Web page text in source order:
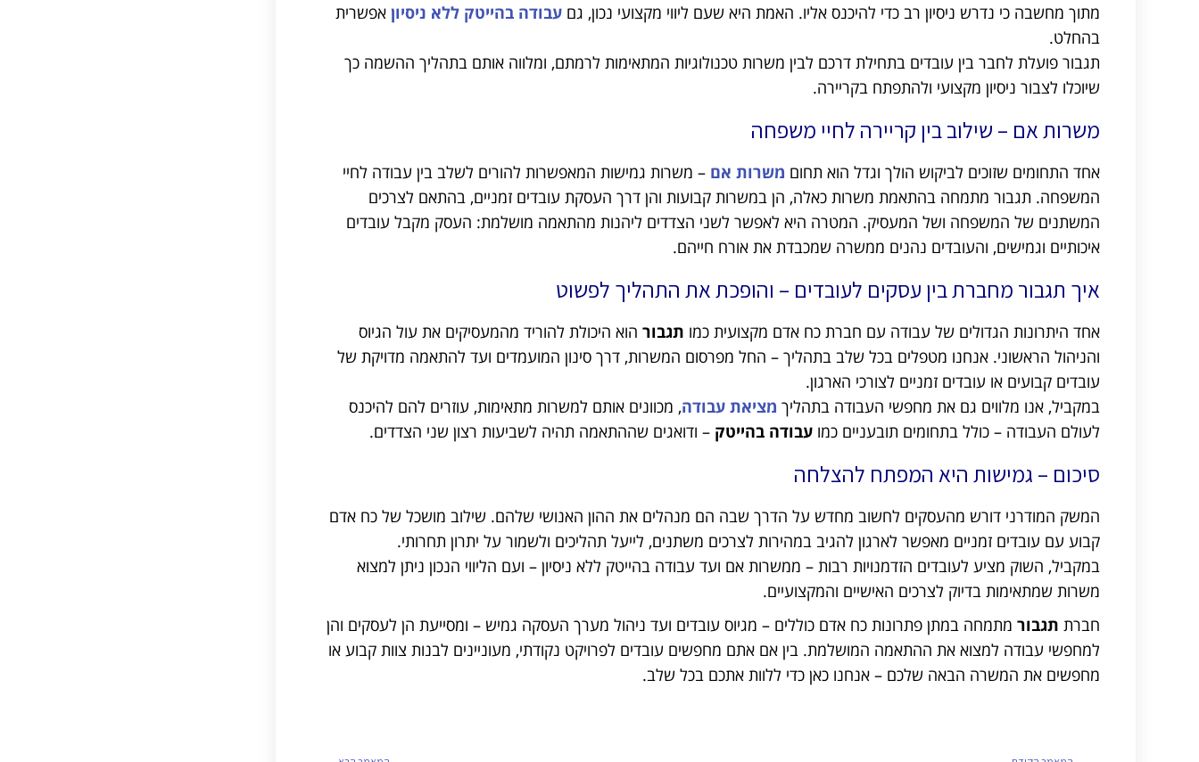
מתוך מחשבה כי נדרש ניסיון רב כדי להיכנס אליו. האמת היא שעם ליווי מקצועי נכון, גם עבודה בהייטק ללא ניסיוןאפשרית
בהחלט.
תגבור פועלת לחבר בין עובדים בתחילת דרכם לבין משרות טכנולוגיות המתאימות לרמתם, ומלווה אותם בתהליך ההשמה כך
שיוכלו לצבור ניסיון מקצועי ולהתפתח בקריירה.
משרות אם – שילוב בין קריירה לחיי משפחה
אחד התחומים שזוכים לביקוש הולך וגדל הוא תחום משרות אם – משרות גמישות המאפשרות להורים לשלב בין עבודה לחיי
המשפחה. תגבור מתמחה בהתאמת משרות כאלה, הן במשרות קבועות והן דרך העסקת עובדים זמניים, בהתאם לצרכים
המשתנים של המשפחה ושל המעסיק. המטרה היא לאפשר לשני הצדדים ליהנות מהתאמה מושלמת: העסק מקבל עובדים
איכותיים וגמישים, והעובדים נהנים ממשרה שמכבדת את אורח חייהם.
איך תגבור מחברת בין עסקים לעובדים – והופכת את התהליך לפשוט
אחד היתרונות הגדולים של עבודה עם חברת כח אדם מקצועית כמו תגבורהוא היכולת להוריד מהמעסיקים את עול הגיוס
והניהול הראשוני. אנחנו מטפלים בכל שלב בתהליך – החל מפרסום המשרות, דרך סינון המועמדים ועד להתאמה מדויקת של
עובדים קבועים או עובדים זמניים לצורכי הארגון.
במקביל, אנו מלווים גם את מחפשי העבודה בתהליך מציאת עבודה, מכוונים אותם למשרות מתאימות, עוזרים להם להיכנס
לעולם העבודה – כולל בתחומים תובעניים כמו עבודה בהייטק – ודואגים שההתאמה תהיה לשביעות רצון שני הצדדים.
סיכום – גמישות היא המפתח להצלחה
המשק המודרני דורש מהעסקים לחשוב מחדש על הדרך שבה הם מנהלים את ההון האנושי שלהם. שילוב מושכל של כח אדם
קבוע עם עובדים זמניים מאפשר לארגון להגיב במהירות לצרכים משתנים, לייעל תהליכים ולשמור על יתרון תחרותי.
במקביל, השוק מציע לעובדים הזדמנויות רבות – ממשרות אם ועד עבודה בהייטק ללא ניסיון – ועם הליווי הנכון ניתן למצוא
משרות שמתאימות בדיוק לצרכים האישיים והמקצועיים.
חברת תגבורמתמחה במתן פתרונות כח אדם כוללים – מגיוס עובדים ועד ניהול מערך העסקה גמיש – ומסייעת הן לעסקים והן
למחפשי עבודה למצוא את ההתאמה המושלמת. בין אם אתם מחפשים עובדים לפרויקט נקודתי, מעוניינים לבנות צוות קבוע או
מחפשים את המשרה הבאה שלכם – אנחנו כאן כדי ללוות אתכם בכל שלב.